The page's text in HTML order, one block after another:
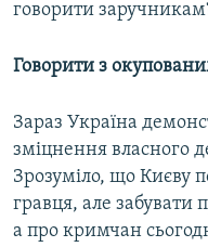
говорити
Говорити з
Зараз Україна
зміцнення власного
Зрозуміло, що Києву
гравця, але забувати
а про кримчан